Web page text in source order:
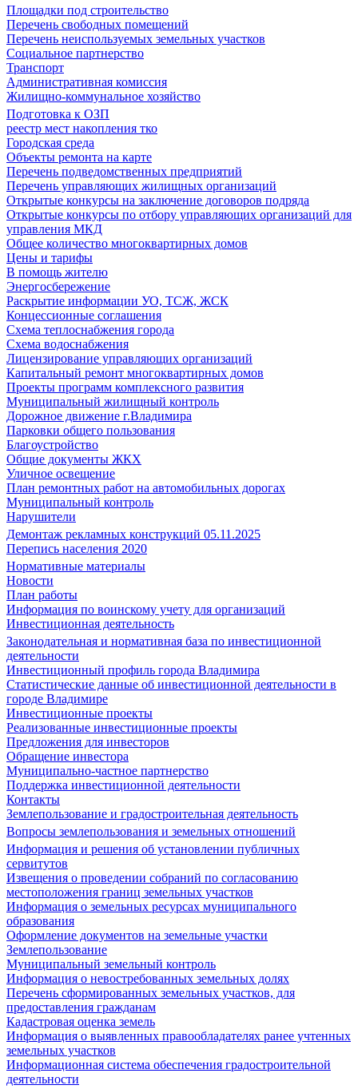
Площадки под строительство
Перечень свободных помещений
Перечень неиспользуемых земельных участков
Социальное партнерство
Транспорт
Административная комиссия
Жилищно-коммунальное хозяйство
Подготовка к ОЗП
реестр мест накопления тко
Городская среда
Объекты ремонта на карте
Перечень подведомственных предприятий
Перечень управляющих жилищных организаций
Открытые конкурсы на заключение договоров подряда
Открытые конкурсы по отбору управляющих организаций для
управления МКД
Общее количество многоквартирных домов
Цены и тарифы
В помощь жителю
Энергосбережение
Раскрытие информации УО, ТСЖ, ЖСК
Концессионные соглашения
Схема теплоснабжения города
Схема водоснабжения
Лицензирование управляющих организаций
Капитальный ремонт многоквартирных домов
Проекты программ комплексного развития
Муниципальный жилищный контроль
Дорожное движение г.Владимира
Парковки общего пользования
Благоустройство
Общие документы ЖКХ
Уличное освещение
План ремонтных работ на автомобильных дорогах
Муниципальный контроль
Нарушители
Демонтаж рекламных конструкций 05.11.2025
Перепись населения 2020
Нормативные материалы
Новости
План работы
Информация по воинскому учету для организаций
Инвестиционная деятельность
Законодательная и нормативная база по инвестиционной
деятельности
Инвестиционный профиль города Владимира
Статистические данные об инвестиционной деятельности в
городе Владимире
Инвестиционные проекты
Реализованные инвестиционные проекты
Предложения для инвесторов
Обращение инвестора
Муниципально-частное партнерство
Поддержка инвестиционной деятельности
Контакты
Землепользование и градостроительная деятельность
Вопросы землепользования и земельных отношений
Информация и решения об установлении публичных
сервитутов
Извещения о проведении собраний по согласованию
местоположения границ земельных участков
Информация о земельных ресурсах муниципального
образования
Оформление документов на земельные участки
Землепользование
Муниципальный земельный контроль
Информация о невостребованных земельных долях
Перечень сформированных земельных участков, для
предоставления гражданам
Кадастровая оценка земель
Информация о выявленных правообладателях ранее учтенных
земельных участков
Информационная система обеспечения градостроительной
деятельности